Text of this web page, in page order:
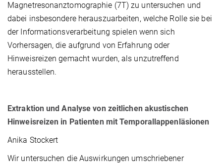
Magnetresonanztomographie (7T) zu untersuchen und
dabei insbesondere herauszuarbeiten, welche Rolle sie bei
der Informationsverarbeitung spielen wenn sich
Vorhersagen, die aufgrund von Erfahrung oder
Hinweisreizen gemacht wurden, als unzutreffend
herausstellen.
Extraktion und Analyse von zeitlichen akustischen
Hinweisreizen in Patienten mit Temporallappenläsionen
Anika Stockert
Wir untersuchen die Auswirkungen umschriebener